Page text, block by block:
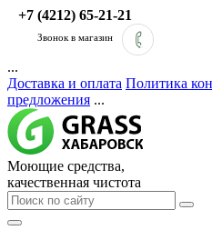
+7 (4212) 65-21-21
Звонок в магазин
...
Доставка и оплата Политика
предложения ...
Моющие средства,
качественная чистота